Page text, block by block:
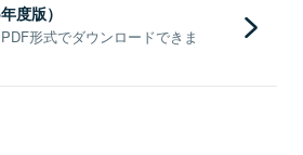
度版）
形式でダウンロードできま